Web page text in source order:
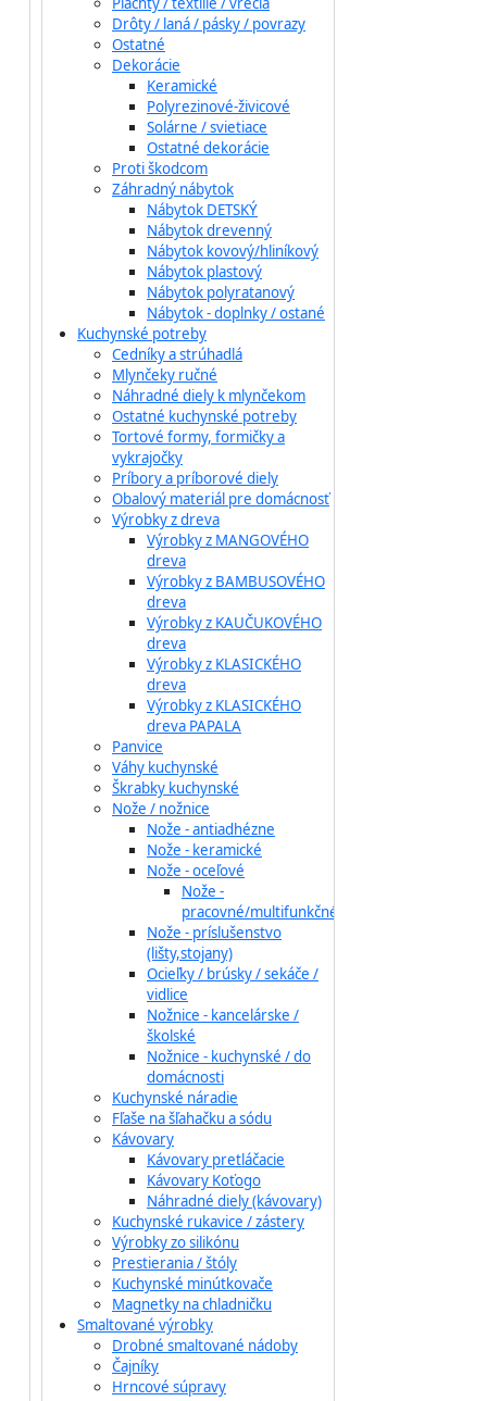
Drôty / laná / pásky / povrazy
Ostatné
Dekorácie
Keramické
Polyrezinové-živicové
Solárne / svietiace
Ostatné dekorácie
Proti škodcom
Záhradný nábytok
Nábytok DETSKÝ
Nábytok drevenný
Nábytok kovový/hliníkový
Nábytok plastový
Nábytok polyratanový
Nábytok - doplnky / ostané
Kuchynské potreby
Cedníky a strúhadlá
Mlynčeky ručné
Náhradné diely k mlynčekom
Ostatné kuchynské potreby
Tortové formy, formičky a
vykrajočky
Príbory a príborové diely
Obalový materiál pre domácnosť
Výrobky z dreva
Výrobky z MANGOVÉHO
dreva
Výrobky z BAMBUSOVÉHO
dreva
Výrobky z KAUČUKOVÉHO
dreva
Výrobky z KLASICKÉHO
dreva
Výrobky z KLASICKÉHO
dreva PAPALA
Panvice
Váhy kuchynské
Škrabky kuchynské
Nože / nožnice
Nože - antiadhézne
Nože - keramické
Nože - oceľové
Nože -
pracovné/multifunkčné
Nože - príslušenstvo
(lišty,stojany)
Ocieľky / brúsky / sekáče /
vidlice
Nožnice - kancelárske /
školské
Nožnice - kuchynské / do
domácnosti
Kuchynské náradie
Fľaše na šľahačku a sódu
Kávovary
Kávovary pretláčacie
Kávovary Koťogo
Náhradné diely (kávovary)
Kuchynské rukavice / zástery
Výrobky zo silikónu
Prestierania / štóly
Kuchynské minútkovače
Magnetky na chladničku
Smaltované výrobky
Drobné smaltované nádoby
Čajníky
Hrncové súpravy